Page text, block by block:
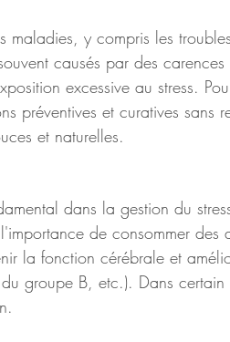
y compris les
causés par des carences
excessive au stress.
préventives et curatives sans
et naturelles.
dans la gestion du
de consommer des
la fonction cérébrale et
groupe B, etc.). Dans